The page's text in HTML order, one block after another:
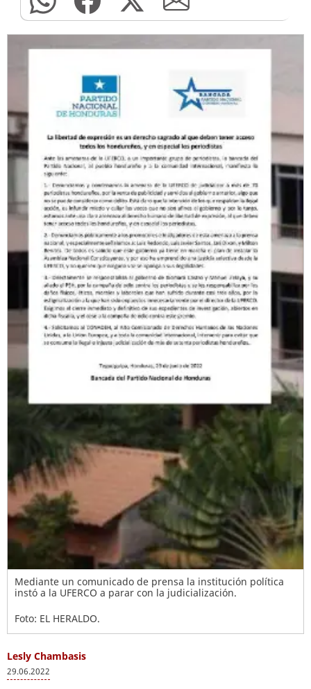
Mediante un comunicado de prensa la institución política
instó a la UFERCO a parar con la judicialización.
Foto: EL HERALDO.
Lesly Chambasis
29.06.2022